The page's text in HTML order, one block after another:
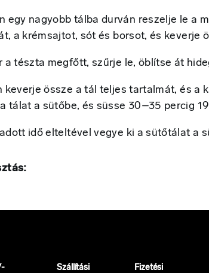
egy nagyobb tálba durván reszelje le a
a krémsajtot, sót és borsot, és keverje
a tészta megfőtt, szűrje le, öblítse át
keverje össze a tál teljes tartalmát, és
tálat a sütőbe, és süsse 30–35 percig
idő elteltével vegye ki a sütőtálat a
Szállítási
Fizetési